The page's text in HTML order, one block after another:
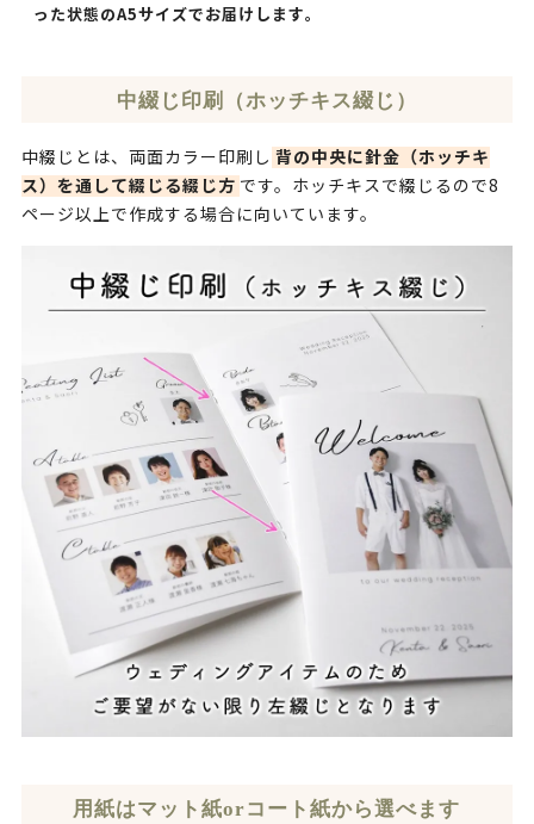
った状態のA5サイズでお届けします。
中綴じ印刷（ホッチキス綴じ）
中綴じとは、両面カラー印刷し 背の中央に針金（ホッチキ
ス）を通して綴じる綴じ方 です。ホッチキスで綴じるので8
ページ以上で作成する場合に向いています。
用紙はマット紙orコート紙から選べます